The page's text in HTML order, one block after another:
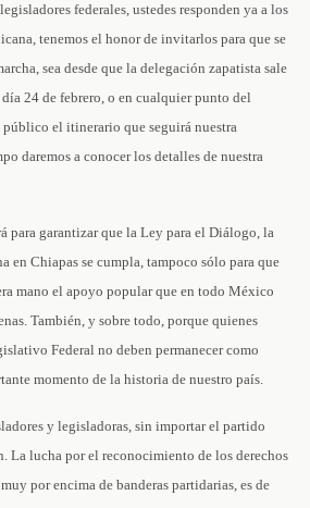
federales, ustedes responden ya a los
tenemos el honor de invitarlos para que se
sea desde que la delegación zapatista sale
24 de febrero, o en cualquier punto del
público el itinerario que seguirá nuestra
daremos a conocer los detalles de nuestra
para garantizar que la Ley para el Diálogo, la
en Chiapas se cumpla, tampoco sólo para que
mano el apoyo popular que en todo México
También, y sobre todo, porque quienes
Federal no deben permanecer como
momento de la historia de nuestro país.
y legisladoras, sin importar el partido
La lucha por el reconocimiento de los derechos
por encima de banderas partidarias, es de